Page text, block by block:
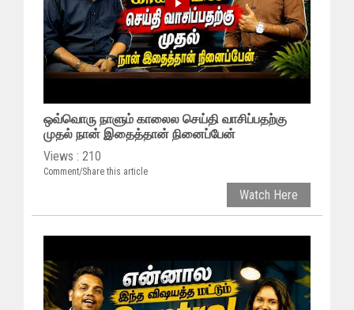
ஒவ்வொரு நாளும் காலைல செய்தி வாசிப்பதற்கு
முதல் நான் இதைத்தான் நினைப்பேன்
Views : 210
Comment/Share this article
Watch Here